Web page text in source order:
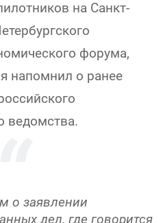
на Санкт-
форума,
напомнил о ранее
ведомства.
о заявлении
дел, где говорится